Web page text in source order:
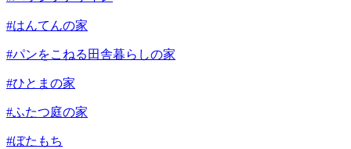
#はんてんの家
#パンをこねる田舎暮らしの家
#ひとまの家
#ふたつ庭の家
#ぼたもち